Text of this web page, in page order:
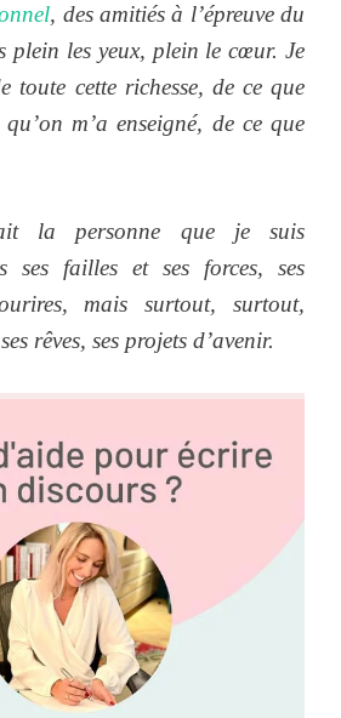
, des amitiés à l’épreuve du
plein les yeux, plein le cœur. Je
toute cette richesse, de ce que
m’a enseigné, de ce que
la personne que je suis
ses failles et ses forces, ses
mais surtout, surtout,
rêves, ses projets d’avenir.